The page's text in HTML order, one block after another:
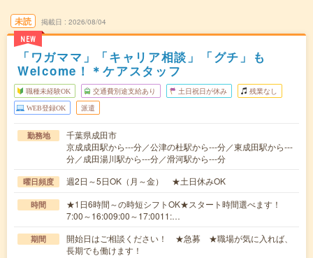
未読
NEW
掲載日 2026/08/04
「ワガママ」「キャリア相談」「グチ」も
Welcome！＊ケアスタッフ
職種未経験OK 交通費別途支給あり 土日祝日が休み 残業なし
WEB登録OK 派遣
勤務地
千葉県成田市
京成成田駅から---分／公津の杜駅から---分／東成田駅から---
分／成田湯川駅から---分／滑河駅から---分
曜日頻度 週2日～5日OK（月～金） ★土日休みOK
時間
★1日6時間～の時短シフトOK★スタート時間選べます！
7:00～16:009:00～17:0011:…
期間
開始日はご相談ください！ ★急募 ★職場が気に入れば、
長期でも働けます！